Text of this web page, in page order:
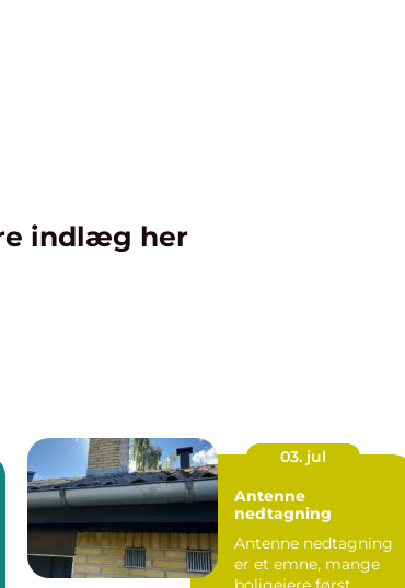
indlæg her
03. jul
Antenne
nedtagning
Antenne nedtagning
er et emne, mange